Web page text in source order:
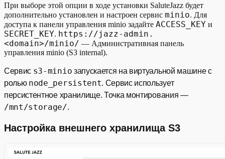
При выборе этой опции в ходе установки SaluteJazz будет
дополнительно установлен и настроен сервис minio. Для
доступа к панели управления minio задайте ACCESS_KEY и
SECRET_KEY. https://jazz-admin.
<domain>/minio/ — Административная панель
управления minio (S3 internal).
Сервис s3-minio запускается на виртуальной машине с
ролью node_persistent. Сервис использует
персистентное хранилище. Точка монтирования —
/mnt/storage/.
Настройка внешнего хранилища S3